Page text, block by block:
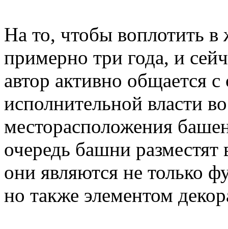
На то, чтобы воплотить
примерно три года, и
автор активно общается
исполнительной власти
месторасположения
очередь башни
они являются не только
но также элементом